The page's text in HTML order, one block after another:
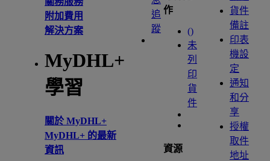
附加費用
解決方案
MyDHL+
學習
關於 MyDHL+
MyDHL+ 的最新
資訊
追
蹤
作
()
未
列
印
貨
件
資源
貨件
備註
印表
機設
定
通知
和分
享
授權
取件
地址